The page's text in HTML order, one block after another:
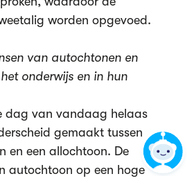
worden opgevoed.
van autochtonen en
onderwijs en in hun
dag van vandaag helaas
gemaakt tussen
en een allochtoon. De
autochtoon op een hoge